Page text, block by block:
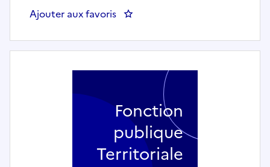
Ajouter aux favoris : Chargé d'opération (F/H) -
Fonction
publique
Territoriale